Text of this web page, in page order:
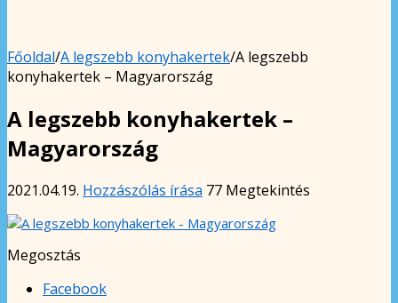
Főoldal/A legszebb konyhakertek/A legszebb
konyhakertek – Magyarország
A legszebb konyhakertek –
Magyarország
2021.04.19. Hozzászólás írása 77 Megtekintés
Megosztás
Facebook